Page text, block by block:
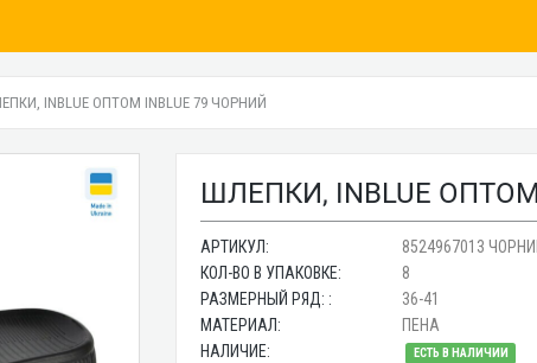
INBLUE ОПТОМ INBLUE 79 ЧОРНИЙ
ШЛЕПКИ, INBLUE
АРТИКУЛ:
8524967013
КОЛ-ВО В УПАКОВКЕ:
8
РАЗМЕРНЫЙ РЯД: :
36-41
МАТЕРИАЛ:
ПЕНА
НАЛИЧИЕ:
ЕСТЬ В НАЛИЧИИ